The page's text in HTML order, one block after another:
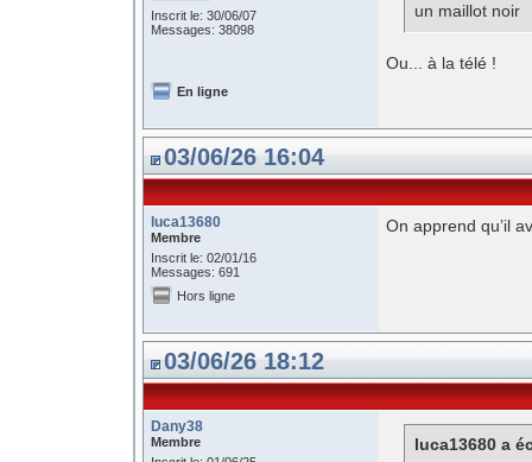
Inscrit le: 30/06/07
Messages: 38098
un maillot noir
Ou... à la télé !
En ligne
03/06/26 16:04
luca13680
Membre
Inscrit le: 02/01/16
Messages: 691
On apprend qu’il
Hors ligne
03/06/26 18:12
Dany38
Membre
luca13680 a